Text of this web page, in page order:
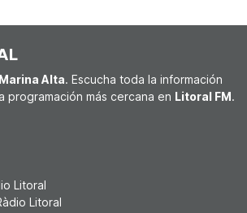
Marina Alta. Escucha toda la información
programación más cercana en Litoral FM.
Litoral
Litoral